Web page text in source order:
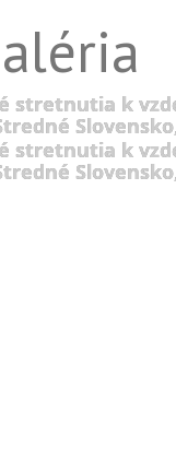
stretnutia k
stretnutia k